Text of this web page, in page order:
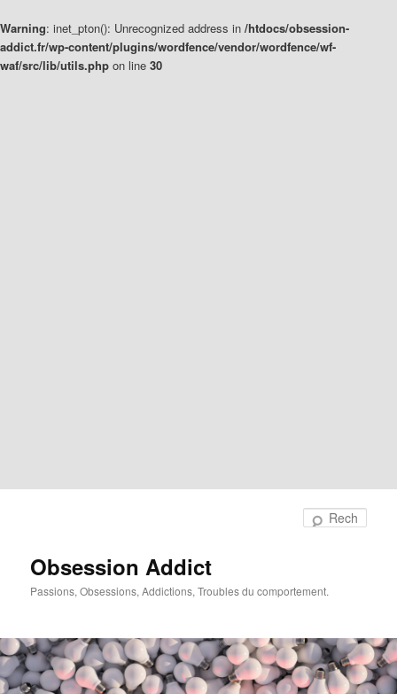
Warning: inet_pton(): Unrecognized address in /htdocs/obsession-
addict.fr/wp-content/plugins/wordfence/vendor/wordfence/wf-
waf/src/lib/utils.php on line 30
Obsession Addict
Passions, Obsessions, Addictions, Troubles du comportement.